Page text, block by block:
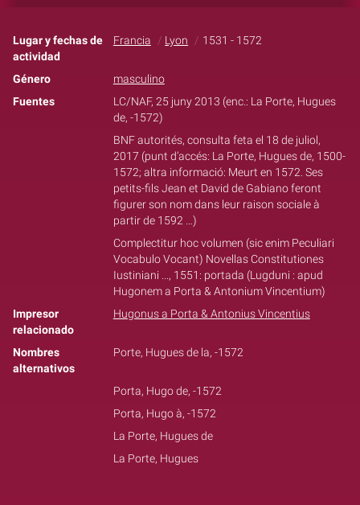
Lugar y fechas de
actividad
Francia Lyon 1531 - 1572
Género
masculino
Fuentes
LC/NAF, 25 juny 2013 (enc.: La Porte, Hugues
de, -1572)
BNF autorités, consulta feta el 18 de juliol,
2017 (punt d’accés: La Porte, Hugues de, 1500-
1572; altra informació: Meurt en 1572. Ses
petits-fils Jean et David de Gabiano feront
figurer son nom dans leur raison sociale à
partir de 1592 …)
Complectitur hoc volumen (sic enim Peculiari
Vocabulo Vocant) Novellas Constitutiones
Iustiniani ..., 1551: portada (Lugduni : apud
Hugonem a Porta & Antonium Vincentium)
Impresor
relacionado
Hugonus a Porta & Antonius Vincentius
Nombres
alternativos
Porte, Hugues de la, -1572
Porta, Hugo de, -1572
Porta, Hugo à, -1572
La Porte, Hugues de
La Porte, Hugues